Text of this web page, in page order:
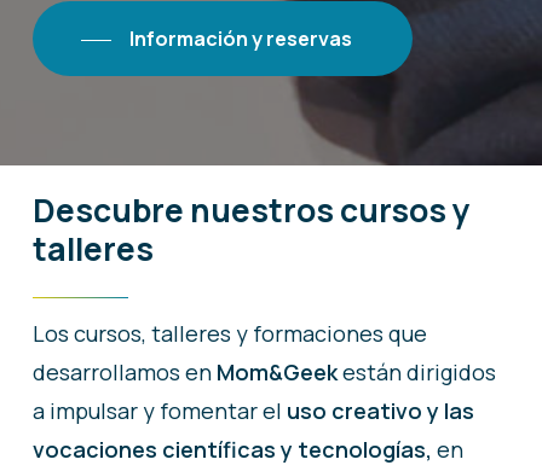
Información y reservas
Descubre nuestroscursosy
talleres
Los cursos, talleres y formaciones que
desarrollamos enMom&Geekestán dirigidos
a impulsar y fomentar el uso creativo y las
vocaciones científicas y tecnologías, en